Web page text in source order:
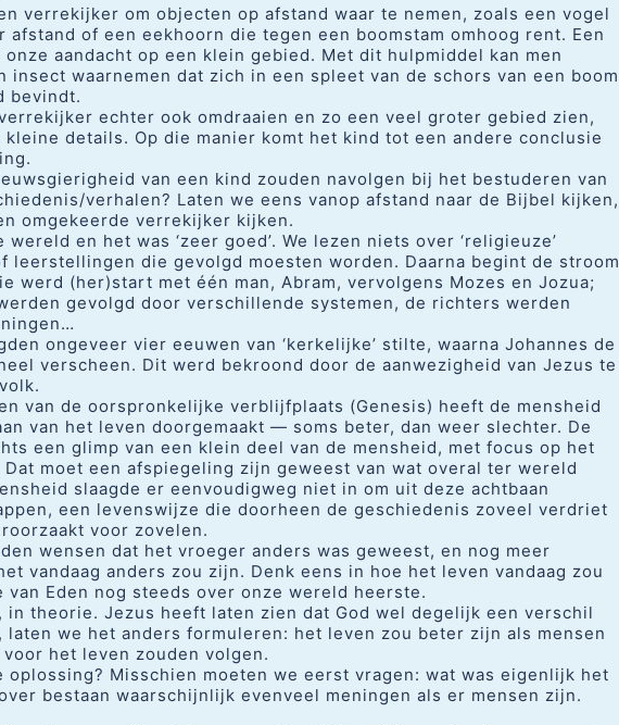
verrekijker om objecten op afstand waar te nemen, zoals een vogel
afstand of een eekhoorn die tegen een boomstam omhoog rent. Een
aandacht op een klein gebied. Met dit hulpmiddel kan men
insect waarnemen dat zich in een spleet van de schors van een boom
bevindt.
echter ook omdraaien en zo een veel groter gebied zien,
kleine details. Op die manier komt het kind tot een andere conclusie
van een kind zouden navolgen bij het bestuderen van
verhalen? Laten we eens vanop afstand naar de Bijbel kijken,
omgekeerde verrekijker kijken.
wereld en het was ‘zeer goed’. We lezen niets over ‘religieuze’
leerstellingen die gevolgd moesten worden. Daarna begint de stroom
werd (her)start met één man, Abram, vervolgens Mozes en Jozua;
gevolgd door verschillende systemen, de richters werden
ongeveer vier eeuwen van ‘kerkelijke’ stilte, waarna Johannes de
verscheen. Dit werd bekroond door de aanwezigheid van Jezus te
van de oorspronkelijke verblijfplaats (Genesis) heeft de mensheid
van het leven doorgemaakt — soms beter, dan weer slechter. De
een glimp van een klein deel van de mensheid, met focus op het
Dat moet een afspiegeling zijn geweest van wat overal ter wereld
slaagde er eenvoudigweg niet in om uit deze achtbaan
een levenswijze die doorheen de geschiedenis zoveel verdriet
voor zovelen.
wensen dat het vroeger anders was geweest, en nog meer
vandaag anders zou zijn. Denk eens in hoe het leven vandaag zou
van Eden nog steeds over onze wereld heerste.
in theorie. Jezus heeft laten zien dat God wel degelijk een verschil
laten we het anders formuleren: het leven zou beter zijn als mensen
het leven zouden volgen.
oplossing? Misschien moeten we eerst vragen: wat was eigenlijk het
bestaan waarschijnlijk evenveel meningen als er mensen zijn.